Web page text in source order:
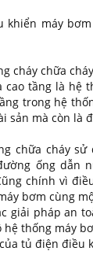
khiển máy
cháy chữa
cao tầng là hệ
trong hệ
sản mà còn là
chữa cháy
ống dẫn
chính vì
bơm cùng
giải pháp an
thống máy
tủ điện điều